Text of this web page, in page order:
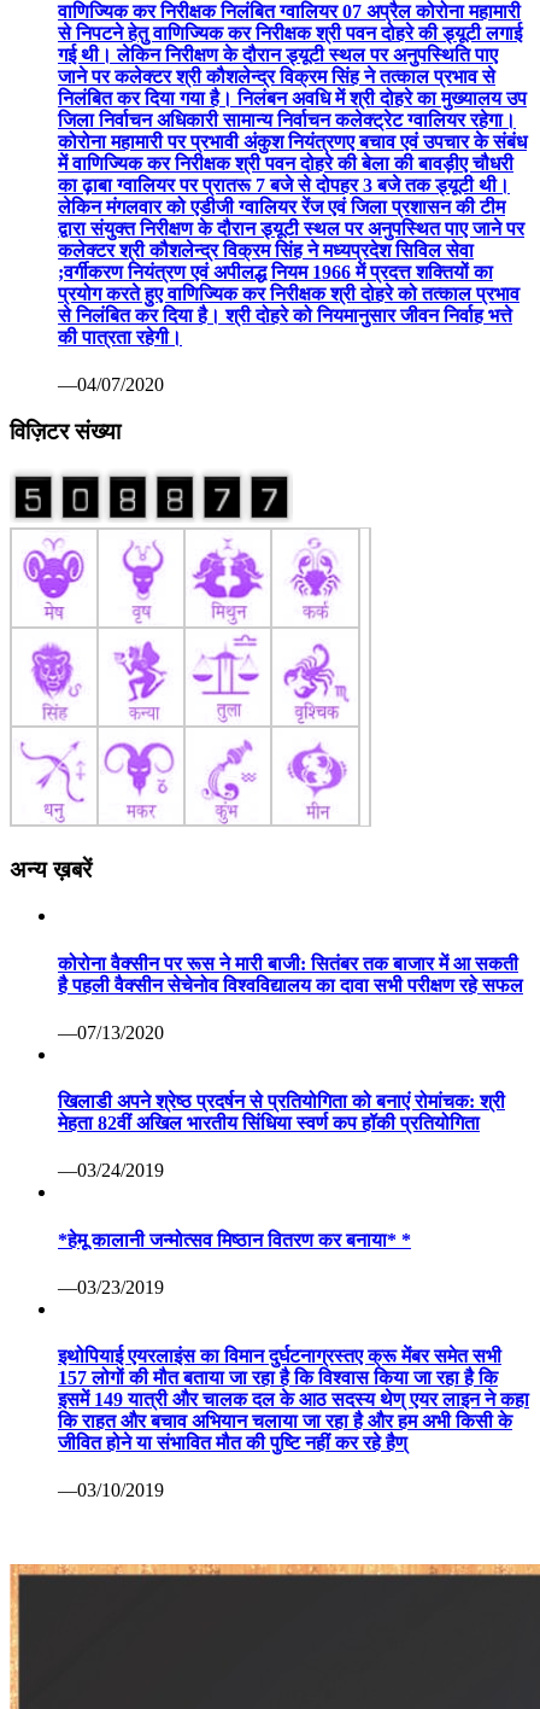
वाणिज्यिक कर निरीक्षक निलंबित ग्वालियर 07 अप्रैल कोरोना महामारी
से निपटने हेतु वाणिज्यिक कर निरीक्षक श्री पवन दोहरे की ड्यूटी लगाई
गई थी। लेकिन निरीक्षण के दौरान ड्यूटी स्थल पर अनुपस्थिति पाए
जाने पर कलेक्टर श्री कौशलेन्द्र विक्रम सिंह ने तत्काल प्रभाव से
निलंबित कर दिया गया है। निलंबन अवधि में श्री दोहरे का मुख्यालय उप
जिला निर्वाचन अधिकारी सामान्य निर्वाचन कलेक्ट्रेट ग्वालियर रहेगा।
कोरोना महामारी पर प्रभावी अंकुश नियंत्रणए बचाव एवं उपचार के संबंध
में वाणिज्यिक कर निरीक्षक श्री पवन दोहरे की बेला की बावड़ीए चौधरी
का ढ़ाबा ग्वालियर पर प्रातरू 7 बजे से दोपहर 3 बजे तक ड्यूटी थी।
लेकिन मंगलवार को एडीजी ग्वालियर रेंज एवं जिला प्रशासन की टीम
द्वारा संयुक्त निरीक्षण के दौरान ड्यूटी स्थल पर अनुपस्थित पाए जाने पर
कलेक्टर श्री कौशलेन्द्र विक्रम सिंह ने मध्यप्रदेश सिविल सेवा
;वर्गीकरण नियंत्रण एवं अपीलद्ध नियम 1966 में प्रदत्त शक्तियों का
प्रयोग करते हुए वाणिज्यिक कर निरीक्षक श्री दोहरे को तत्काल प्रभाव
से निलंबित कर दिया है। श्री दोहरे को नियमानुसार जीवन निर्वाह भत्ते
की पात्रता रहेगी।
—04/07/2020
विज़िटर संख्या
अन्य ख़बरें
कोरोना वैक्सीन पर रूस ने मारी बाजी: सितंबर तक बाजार में आ सकती
है पहली वैक्सीन सेचेनोव विश्वविद्यालय का दावा सभी परीक्षण रहे सफल
—07/13/2020
खिलाडी अपने श्रेष्ठ प्रदर्षन से प्रतियोगिता को बनाएं रोमांचक: श्री
मेहता 82वीं अखिल भारतीय सिंधिया स्वर्ण कप हॉकी प्रतियोगिता
—03/24/2019
*हेमू कालानी जन्मोत्सव मिष्ठान वितरण कर बनाया* *
—03/23/2019
इथोपियाई एयरलाइंस का विमान दुर्घटनाग्रस्तए क्रू मेंबर समेत सभी
157 लोगों की मौत बताया जा रहा है कि विश्वास किया जा रहा है कि
इसमें 149 यात्री और चालक दल के आठ सदस्य थेण् एयर लाइन ने कहा
कि राहत और बचाव अभियान चलाया जा रहा है और हम अभी किसी के
जीवित होने या संभावित मौत की पुष्टि नहीं कर रहे हैण्
—03/10/2019